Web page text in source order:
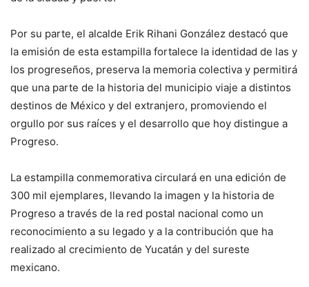
Por su parte, el alcalde Erik Rihani González destacó que
la emisión de esta estampilla fortalece la identidad de las y
los progreseños, preserva la memoria colectiva y permitirá
que una parte de la historia del municipio viaje a distintos
destinos de México y del extranjero, promoviendo el
orgullo por sus raíces y el desarrollo que hoy distingue a
Progreso.
La estampilla conmemorativa circulará en una edición de
300 mil ejemplares, llevando la imagen y la historia de
Progreso a través de la red postal nacional como un
reconocimiento a su legado y a la contribución que ha
realizado al crecimiento de Yucatán y del sureste
mexicano.